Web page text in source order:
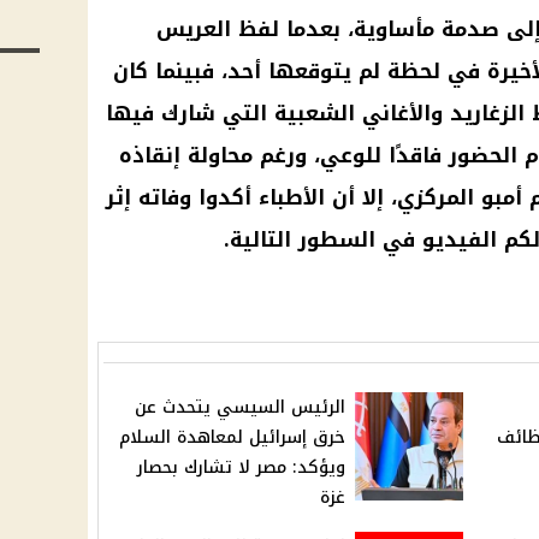
صدمة مأساوية، بعدما لفظ العريس
في لحظة لم يتوقعها أحد، فبينما كان
والأغاني الشعبية التي شارك فيها
فاقدًا للوعي، ورغم محاولة إنقاذه
المركزي، إلا أن الأطباء أكدوا وفاته إثر
الفيديو في السطور التالية.
الرئيس السيسي يتحدث عن
خرق إسرائيل لمعاهدة السلام
ويؤكد: مصر لا تشارك بحصار
غزة